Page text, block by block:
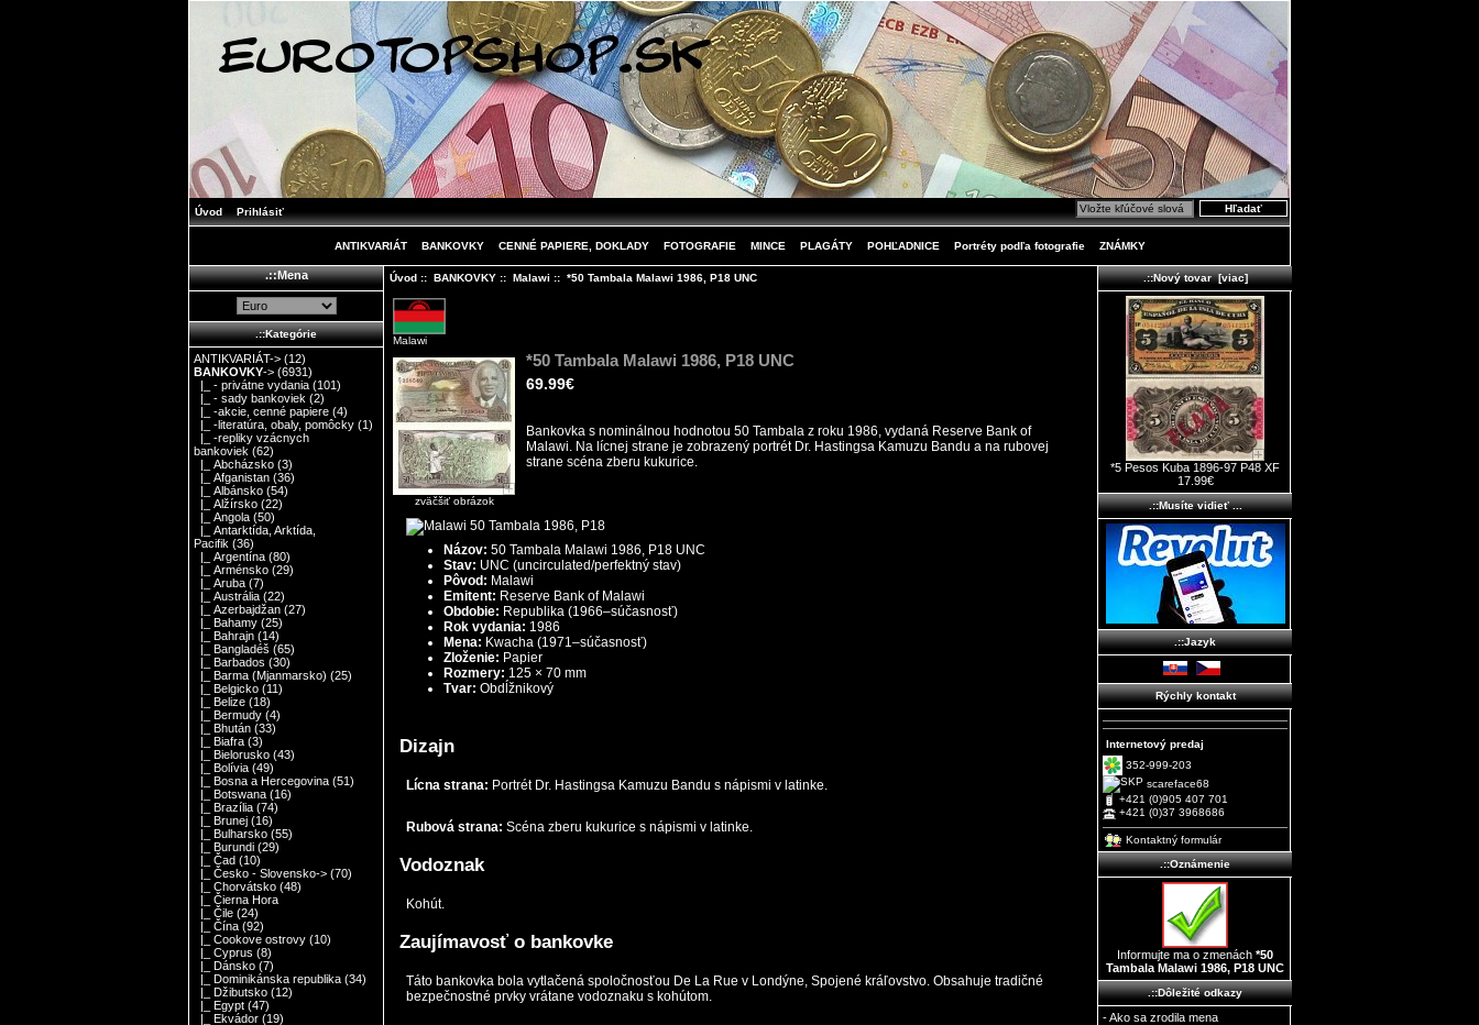
Úvod Prihlásiť
ANTIKVARIÁT BANKOVKY CENNÉ PAPIERE, DOKLADY FOTOGRAFIE MINCE PLAGÁTY POHĽADNICE Portréty podľa fotografie ZNÁMKY
.::Mena
.::Kategórie
ANTIKVARIÁT-> (12)
BANKOVKY-> (6931)
|_ - privátne vydania (101)
|_ - sady bankoviek (2)
|_ -akcie, cenné papiere (4)
|_ -literatúra, obaly, pomôcky (1)
|_ -repliky vzácnych
bankoviek (62)
|_ Abcházsko (3)
|_ Afganistan (36)
|_ Albánsko (54)
|_ Alžírsko (22)
|_ Angola (50)
|_ Antarktída, Arktída,
Pacifik (36)
|_ Argentína (80)
|_ Arménsko (29)
|_ Aruba (7)
|_ Austrália (22)
|_ Azerbajdžan (27)
|_ Bahamy (25)
|_ Bahrajn (14)
|_ Bangladéš (65)
|_ Barbados (30)
|_ Barma (Mjanmarsko) (25)
|_ Belgicko (11)
|_ Belize (18)
|_ Bermudy (4)
|_ Bhután (33)
|_ Biafra (3)
|_ Bielorusko (43)
|_ Bolívia (49)
|_ Bosna a Hercegovina (51)
|_ Botswana (16)
|_ Brazília (74)
|_ Brunej (16)
|_ Bulharsko (55)
|_ Burundi (29)
|_ Čad (10)
|_ Česko - Slovensko-> (70)
|_ Chorvátsko (48)
|_ Čierna Hora
|_ Čile (24)
|_ Čína (92)
|_ Cookove ostrovy (10)
|_ Cyprus (8)
|_ Dánsko (7)
|_ Dominikánska republika (34)
|_ Džibutsko (12)
|_ Egypt (47)
|_ Ekvádor (19)
Úvod:: BANKOVKY:: Malawi :: *50 Tambala Malawi 1986, P18 UNC
Malawi
zväčšiť obrázok
*50 Tambala Malawi 1986, P18 UNC
69.99€
Bankovka s nominálnou hodnotou 50 Tambala z roku 1986, vydaná Reserve Bank of
Malawi. Na lícnej strane je zobrazený portrét Dr. Hastingsa Kamuzu Bandu a na rubovej
strane scéna zberu kukurice.
Názov: 50 Tambala Malawi 1986, P18 UNC
Stav: UNC (uncirculated/perfektný stav)
Pôvod: Malawi
Emitent: Reserve Bank of Malawi
Obdobie: Republika (1966–súčasnosť)
Rok vydania: 1986
Mena: Kwacha (1971–súčasnosť)
Zloženie: Papier
Rozmery: 125 × 70 mm
Tvar: Obdĺžnikový
Dizajn
Lícna strana: Portrét Dr. Hastingsa Kamuzu Bandu s nápismi v latinke.
Rubová strana: Scéna zberu kukurice s nápismi v latinke.
Vodoznak
Kohút.
Zaujímavosť o bankovke
Táto bankovka bola vytlačená spoločnosťou De La Rue v Londýne, Spojené kráľovstvo. Obsahuje tradičné
bezpečnostné prvky vrátane vodoznaku s kohútom.
.::Nový tovar [viac]
*5 Pesos Kuba 1896-97 P48 XF
17.99€
.::Musíte vidieť ...
.::Jazyk
Rýchly kontakt
Internetový predaj
352-999-203
scareface68
+421 (0)905 407 701
+421 (0)37 3968686
Kontaktný formulár
.::Oznámenie
Informujte ma o zmenách *50
Tambala Malawi 1986, P18 UNC
.::Dôležité odkazy
- Ako sa zrodila mena